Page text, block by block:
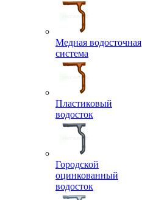
Медная водосточная
система
Пластиковый
водосток
Городской
оцинкованный
водосток